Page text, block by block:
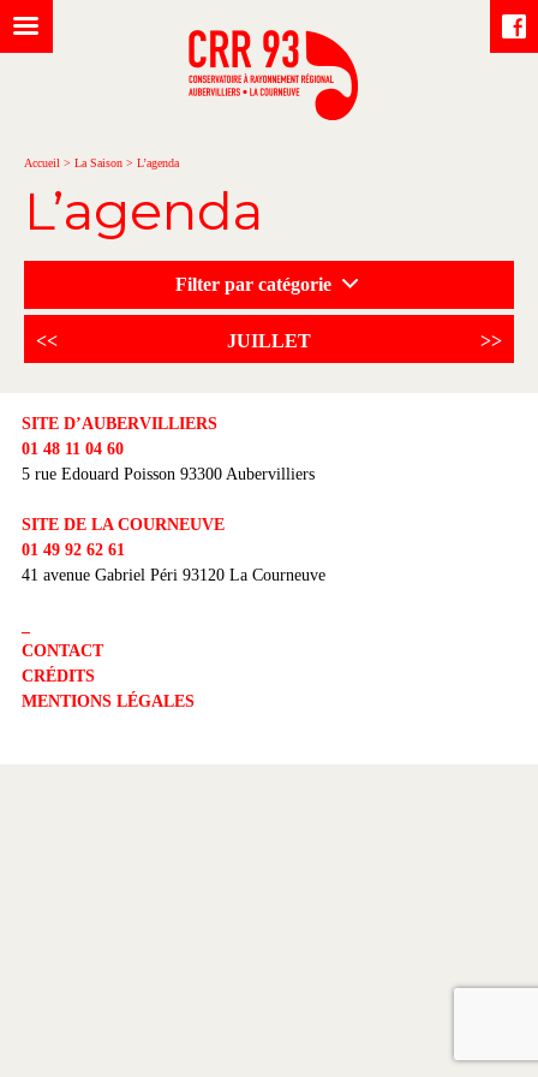
Accueil > La Saison > L’agenda
L’agenda
Filter par catégorie
<< JUILLET >>
SITE D’AUBERVILLIERS
01 48 11 04 60
5 rue Edouard Poisson 93300 Aubervilliers
SITE DE LA COURNEUVE
01 49 92 62 61
41 avenue Gabriel Péri 93120 La Courneuve
CONTACT
CRÉDITS
MENTIONS LÉGALES